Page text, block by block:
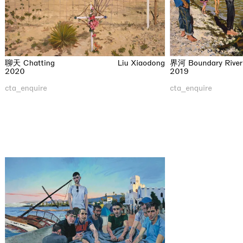
聊天 Chatting
2020
Liu Xiaodong
cta_enquire
界河 Boundary River
2019
cta_enquire